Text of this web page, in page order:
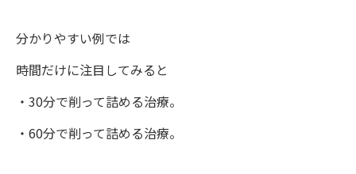
分かりやすい例では
時間だけに注目してみると
・30分で削って詰める治療。
・60分で削って詰める治療。